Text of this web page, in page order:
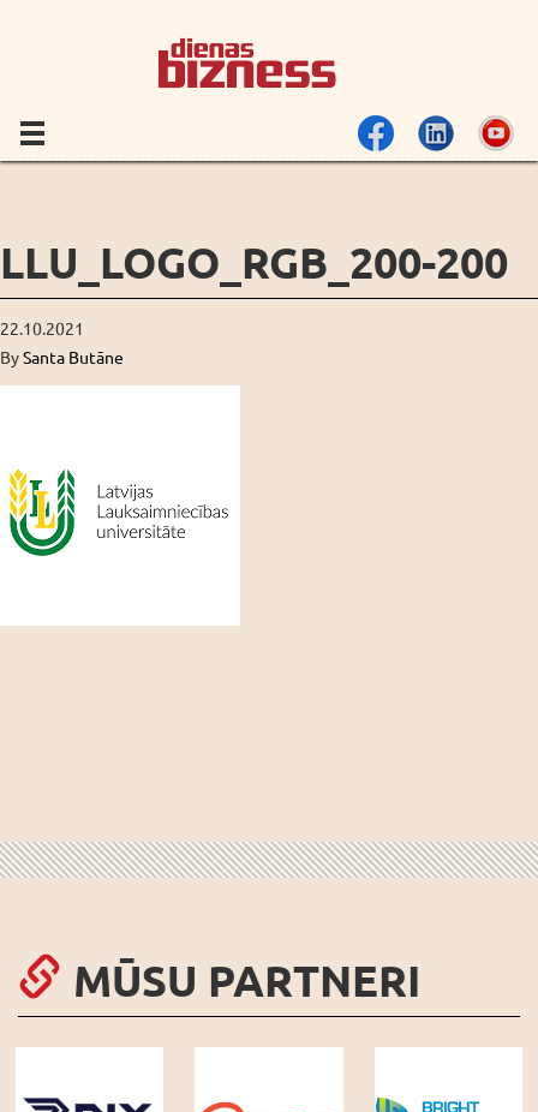
LLU_LOGO_RGB_200-200
22.10.2021
BySanta Butāne
MŪSU PARTNERI